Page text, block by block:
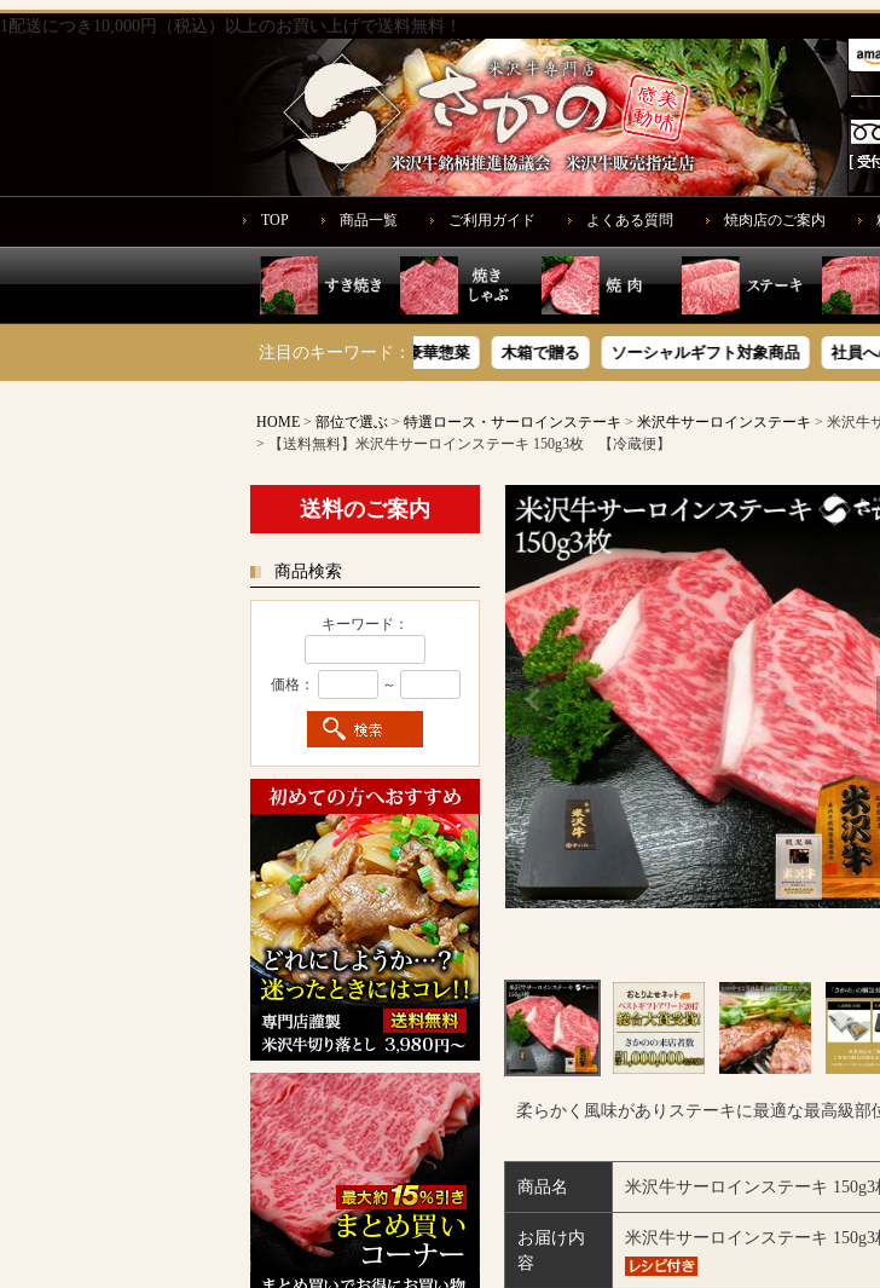
1配送につき10,000円（税込）以上のお買い上げで送料無料！
TOP 商品一覧 ご利用ガイド よくある質問 焼肉店のご案内
注目のキーワード：
サシが旨いサーロイン 米沢牛豪華惣菜 木箱で贈る ソーシャルギフト対象商品 社員への感
HOME 部位で選ぶ 特選ロース・サーロインステーキ 米沢牛サーロインステーキ
米沢牛
【送料無料】米沢牛サーロインステーキ 150g3枚 【冷蔵便】
送料のご案内
商品検索
キーワード：
価格： ～
柔らかく風味がありステーキに最適な最高級部
商品名 米沢牛サーロインステーキ 150g3
お届け内
容
米沢牛サーロインステーキ 150g3